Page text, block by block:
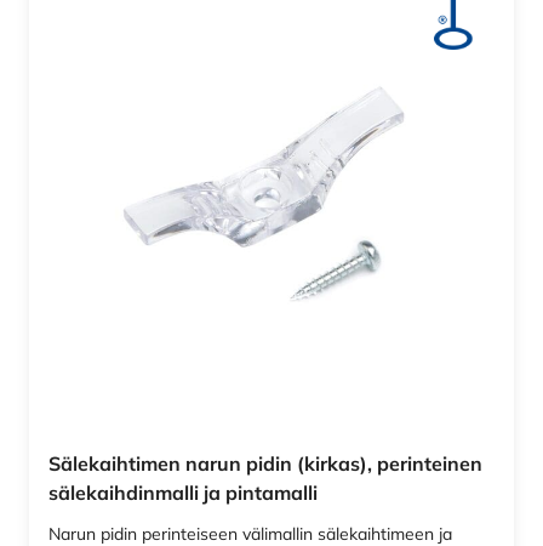
Sälekaihtimen narun pidin (kirkas), perinteinen
sälekaihdinmalli ja pintamalli
Narun pidin perinteiseen välimallin sälekaihtimeen ja